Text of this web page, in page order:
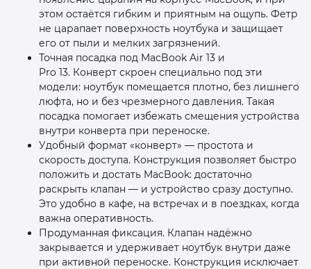
этом остаётся гибким и приятным на ощупь. Фетр
не царапает поверхность ноутбука и защищает
его от пыли и мелких загрязнений.
Точная посадка под MacBook Air 13 и
Pro 13. Конверт скроен специально под эти
модели: ноутбук помещается плотно, без лишнего
люфта, но и без чрезмерного давления. Такая
посадка помогает избежать смещения устройства
внутри конверта при переноске.
Удобный формат «конверт» — простота и
скорость доступа. Конструкция позволяет быстро
положить и достать MacBook: достаточно
раскрыть клапан — и устройство сразу доступно.
Это удобно в кафе, на встречах и в поездках, когда
важна оперативность.
Продуманная фиксация. Клапан надёжно
закрывается и удерживает ноутбук внутри даже
при активной переноске. Конструкция исключает